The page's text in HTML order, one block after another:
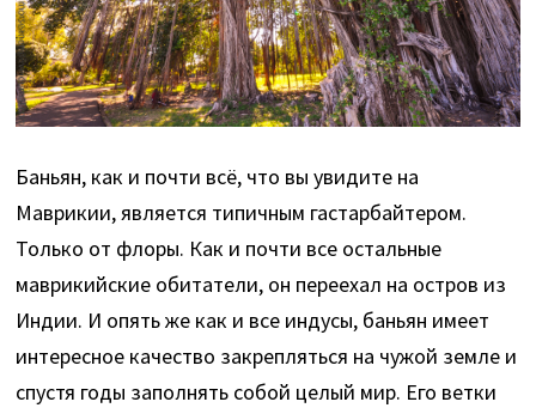
Баньян, как и почти всё, что вы увидите на
Маврикии, является типичным гастарбайтером.
Только от флоры. Как и почти все остальные
маврикийские обитатели, он переехал на остров из
Индии. И опять же как и все индусы, баньян имеет
интересное качество закрепляться на чужой земле и
спустя годы заполнять собой целый мир. Его ветки